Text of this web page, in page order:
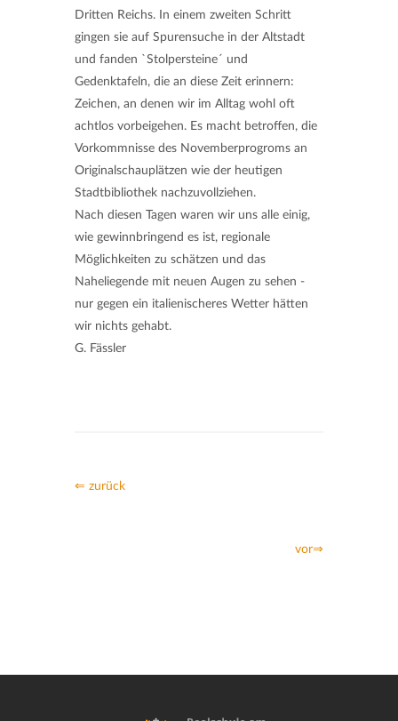
Dritten Reichs. In einem zweiten Schritt
gingen sie auf Spurensuche in der Altstadt
und fanden `Stolpersteine´ und
Gedenktafeln, die an diese Zeit erinnern:
Zeichen, an denen wir im Alltag wohl oft
achtlos vorbeigehen. Es macht betroffen, die
Vorkommnisse des Novemberprogroms an
Originalschauplätzen wie der heutigen
Stadtbibliothek nachzuvollziehen.
Nach diesen Tagen waren wir uns alle einig,
wie gewinnbringend es ist, regionale
Möglichkeiten zu schätzen und das
Naheliegende mit neuen Augen zu sehen -
nur gegen ein italienischeres Wetter hätten
wir nichts gehabt.
G. Fässler
⇐ zurück
vor⇒